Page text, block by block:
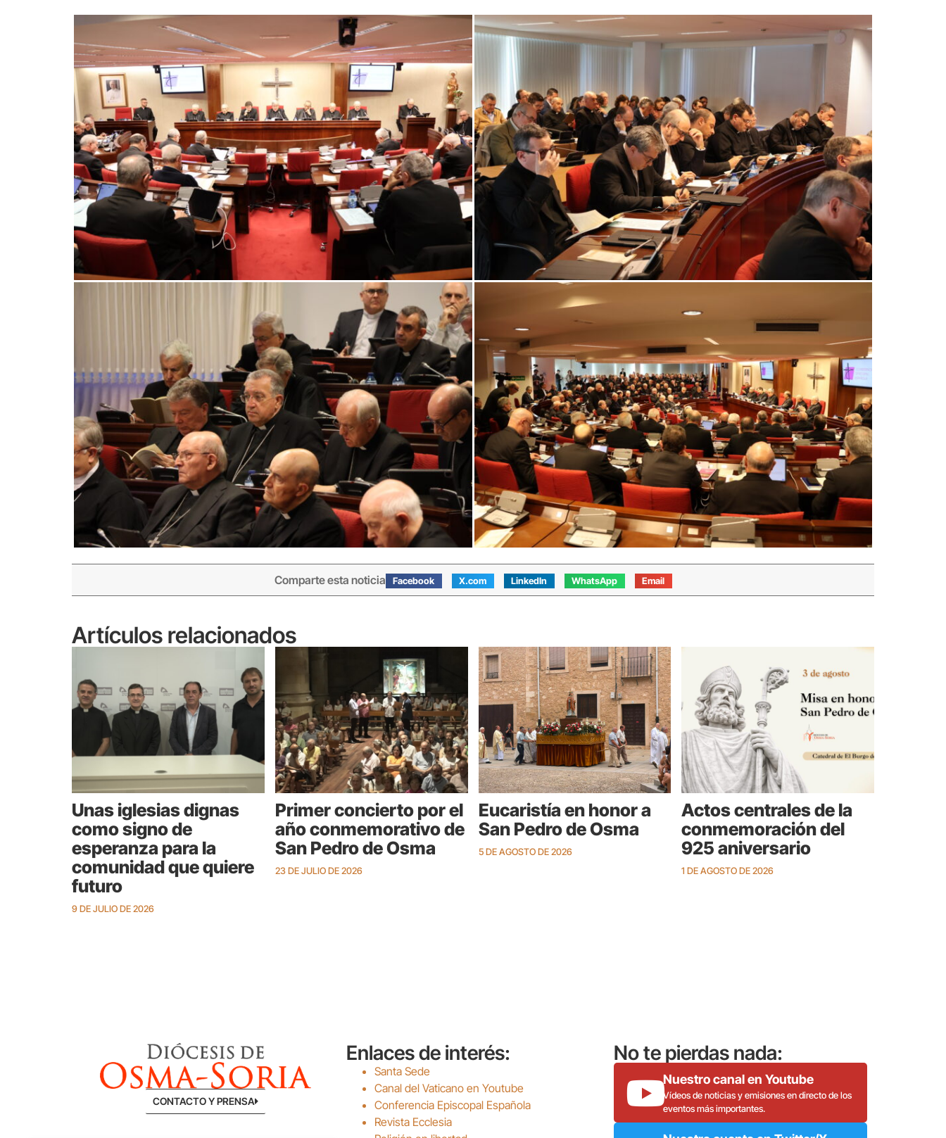
Comparte esta noticia Facebook X.com LinkedIn WhatsApp Email
Artículos relacionados
Unas iglesias dignas
como signo de
esperanza para la
comunidad que quiere
futuro
9 DE JULIO DE 2026
Primer concierto por el
año conmemorativo de
San Pedro de Osma
23 DE JULIO DE 2026
Eucaristía en honor a
San Pedro de Osma
5 DE AGOSTO DE 2026
Actos centrales de la
conmemoración del
925 aniversario
1 DE AGOSTO DE 2026
CONTACTO Y PRENSA
Enlaces de interés:
Santa Sede
Canal del Vaticano en Youtube
Conferencia Episcopal Española
Revista Ecclesia
No te pierdas nada:
Nuestro canal en Youtube
Vídeos de noticias y emisiones en directo de los
eventos más importantes.